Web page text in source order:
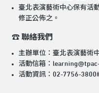
臺北表演藝術中心保有活
修正公佈之。
☎️ 聯絡我們
主辦單位：臺北表演藝術
活動信箱：
活動資訊：02-7756-